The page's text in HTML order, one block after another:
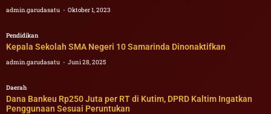
admin.garudasatu Oktober 1, 2023
Pendidikan
Kepala Sekolah SMA Negeri 10 Samarinda Dinonaktifkan
admin.garudasatu Juni 28, 2025
Daerah
Dana Bankeu Rp250 Juta per RT di Kutim, DPRD Kaltim Ingatkan
Penggunaan Sesuai Peruntukan